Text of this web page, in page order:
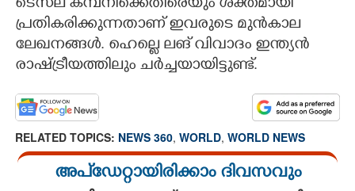
ടെസ്‌ല കമ്പനിക്കെതിരെയും ശക്തമായി
പ്രതികരിക്കുന്നതാണ് ഇവരുടെ മുൻകാല
ലേഖനങ്ങൾ. ഹെല്ലെ ലങ് വിവാദം ഇന്ത്യൻ
രാഷ്ട്രീയത്തിലും ചർച്ചയായിട്ടുണ്ട്.
RELATED TOPICS: NEWS 360, WORLD, WORLD NEWS
അപ്ഡേറ്റായിരിക്കാം ദിവസവും